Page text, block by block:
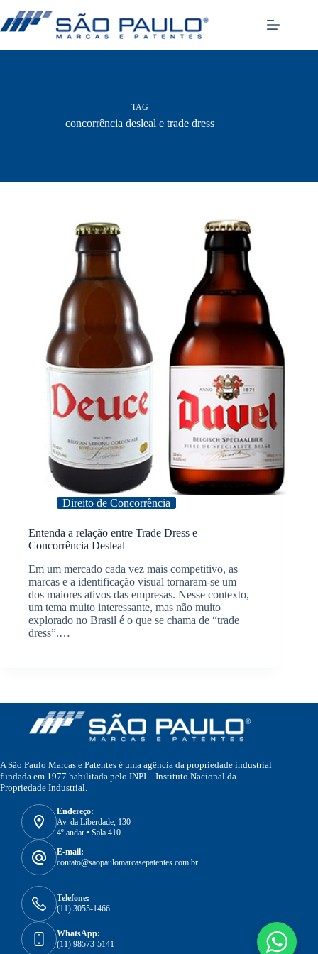
para
o
TAG
concorrência desleal e trade dress
Direito de Concorrência
Entenda a relação entre Trade Dress e
Concorrência Desleal
Em um mercado cada vez mais competitivo, as
marcas e a identificação visual tornaram-se um
dos maiores ativos das empresas. Nesse contexto,
um tema muito interessante, mas não muito
explorado no Brasil é o que se chama de “trade
dress”.…
A São Paulo Marcas e Patentes é uma agência da propriedade industrial
fundada em 1977 habilitada pelo INPI – Instituto Nacional da
Propriedade Industrial.
Endereço:
Av. da Liberdade, 130
4º andar • Sala 410
E-mail:
contato@saopaulomarcasepatentes.com.br
Telefone:
(11) 3055-1466
WhatsApp:
(11) 98573-5141